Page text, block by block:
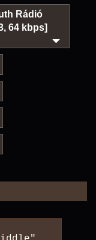
Rádió
64 kbps]